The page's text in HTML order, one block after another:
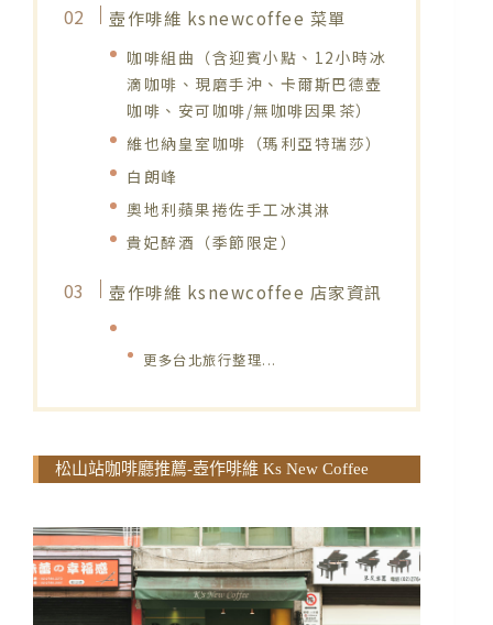
壺作啡維 ksnewcoffee 菜單
咖啡組曲（含迎賓小點、12小時冰
滴咖啡、現磨手沖、卡爾斯巴德壺
咖啡、安可咖啡/無咖啡因果茶）
維也納皇室咖啡（瑪利亞特瑞莎）
白朗峰
奧地利蘋果捲佐手工冰淇淋
貴妃醉酒（季節限定）
壺作啡維 ksnewcoffee 店家資訊
更多台北旅行整理...
松山站咖啡廳推薦-壺作啡維 Ks New Coffee